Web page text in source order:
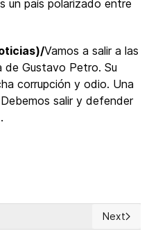
un país polarizado entre
Vamos a salir a las
de Gustavo Petro. Su
corrupción y odio. Una
salir y defender
de votos en la
Next
Next